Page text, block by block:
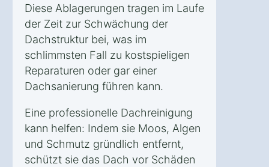
Diese Ablagerungen tragen im Laufe
der Zeit zur Schwächung der
Dachstruktur bei, was im
schlimmsten Fall zu kostspieligen
Reparaturen oder gar einer
Dachsanierung führen kann.
Eine professionelle Dachreinigung
kann helfen: Indem sie Moos, Algen
und Schmutz gründlich entfernt,
schützt sie das Dach vor Schäden